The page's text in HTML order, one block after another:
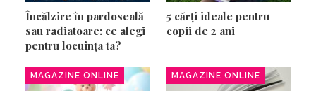
Încălzire în pardoseală
sau radiatoare: ce alegi
pentru locuința ta?
5 cărți ideale pentru
copii de 2 ani
MAGAZINE ONLINE MAGAZINE ONLINE